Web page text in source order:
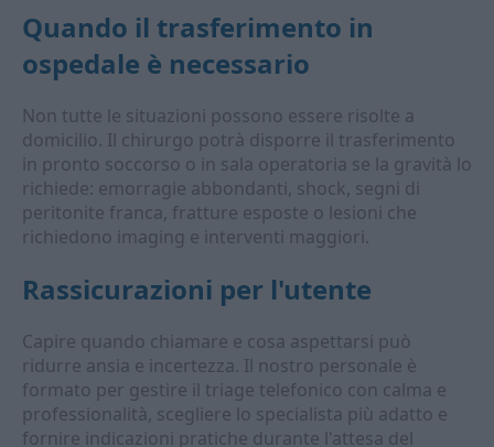
Quando il trasferimento in
ospedale è necessario
Non tutte le situazioni possono essere risolte a
domicilio. Il chirurgo potrà disporre il trasferimento
in pronto soccorso o in sala operatoria se la gravità lo
richiede: emorragie abbondanti, shock, segni di
peritonite franca, fratture esposte o lesioni che
richiedono imaging e interventi maggiori.
Rassicurazioni per l'utente
Capire quando chiamare e cosa aspettarsi può
ridurre ansia e incertezza. Il nostro personale è
formato per gestire il triage telefonico con calma e
professionalità, scegliere lo specialista più adatto e
fornire indicazioni pratiche durante l'attesa del